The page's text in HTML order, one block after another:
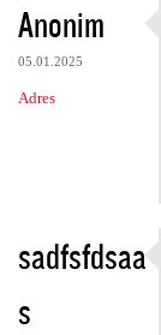
Anonim
05.01.2025
Adres
sadfsfdsaa
s